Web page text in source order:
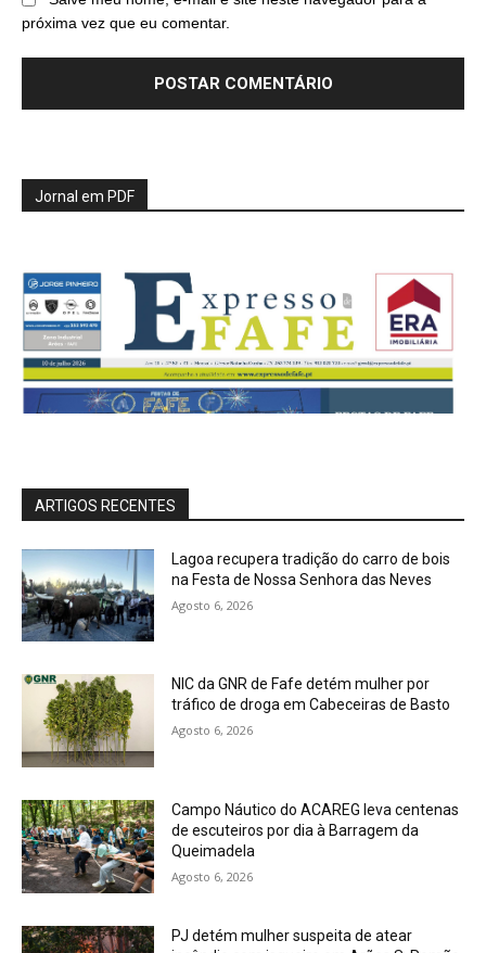
próxima vez que eu comentar.
Jornal em PDF
ARTIGOS RECENTES
Lagoa recupera tradição do carro de bois
na Festa de Nossa Senhora das Neves
Agosto 6, 2026
NIC da GNR de Fafe detém mulher por
tráfico de droga em Cabeceiras de Basto
Agosto 6, 2026
Campo Náutico do ACAREG leva centenas
de escuteiros por dia à Barragem da
Queimadela
Agosto 6, 2026
PJ detém mulher suspeita de atear